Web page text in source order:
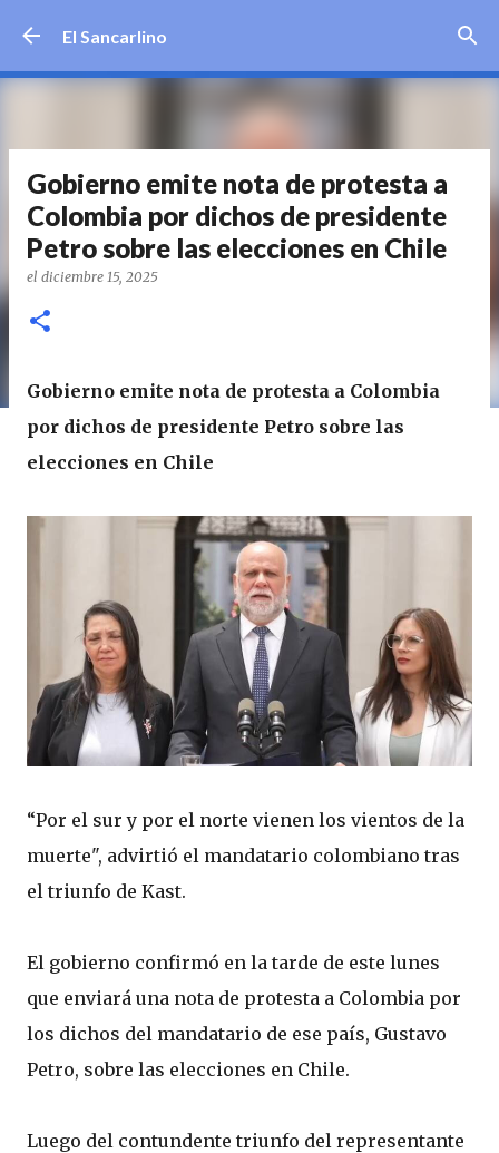
El Sancarlino
Gobierno emite nota de protesta a
Colombia por dichos de presidente
Petro sobre las elecciones en Chile
el diciembre 15, 2025
Gobierno emite nota de protesta a Colombia
por dichos de presidente Petro sobre las
elecciones en Chile
“Por el sur y por el norte vienen los vientos de la
muerte", advirtió el mandatario colombiano tras
el triunfo de Kast.
El gobierno confirmó en la tarde de este lunes
que enviará una nota de protesta a Colombia por
los dichos del mandatario de ese país, Gustavo
Petro, sobre las elecciones en Chile.
Luego del contundente triunfo del representante